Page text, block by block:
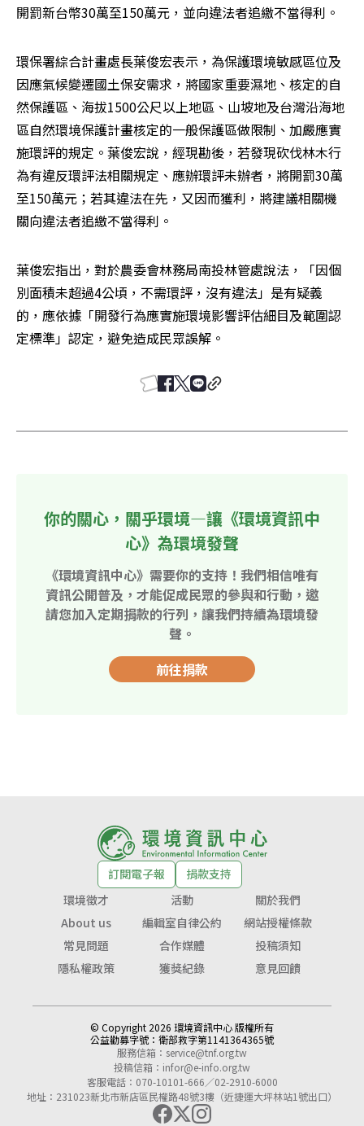
開罰新台幣30萬至150萬元，並向違法者追繳不當得利。
環保署綜合計畫處長葉俊宏表示，為保護環境敏感區位及
因應氣候變遷國土保安需求，將國家重要濕地、核定的自
然保護區、海拔1500公尺以上地區、山坡地及台灣沿海地
區自然環境保護計畫核定的一般保護區做限制、加嚴應實
施環評的規定。葉俊宏說，經現勘後，若發現砍伐林木行
為有違反環評法相關規定、應辦環評未辦者，將開罰30萬
至150萬元；若其違法在先，又因而獲利，將建議相關機
關向違法者追繳不當得利。
葉俊宏指出，對於農委會林務局南投林管處說法，「因個
別面積未超過4公頃，不需環評，沒有違法」是有疑義
的，應依據「開發行為應實施環境影響評估細目及範圍認
定標準」認定，避免造成民眾誤解。
你的關心，關乎環境—讓《環境資訊中
心》為環境發聲
《環境資訊中心》需要你的支持！我們相信唯有
資訊公開普及，才能促成民眾的參與和行動，邀
請您加入定期捐款的行列，讓我們持續為環境發
聲。
前往捐款
訂閱電子報
捐款支持
環境徵才
活動
關於我們
About us
編輯室自律公約
網站授權條款
常見問題
合作媒體
投稿須知
隱私權政策
獲獎紀錄 意見回饋
© Copyright 2026 環境資訊中心 版權所有
公益勸募字號： 衛部救字第1141364365號
服務信箱： service@tnf.org.tw
投稿信箱： infor@e-info.org.tw
客服電話：070-10101-666／02-2910-6000
地址：231023新北市新店區民權路48號3樓（近捷運大坪林站1號出口）